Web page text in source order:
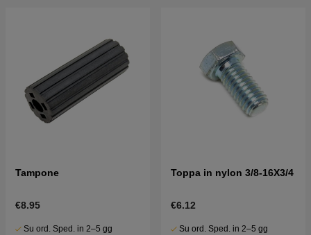
Tampone
€8.95
Su ord. Sped. in 2–5 gg
Toppa in nylon 3/8-16X3/4
€6.12
Su ord. Sped. in 2–5 gg